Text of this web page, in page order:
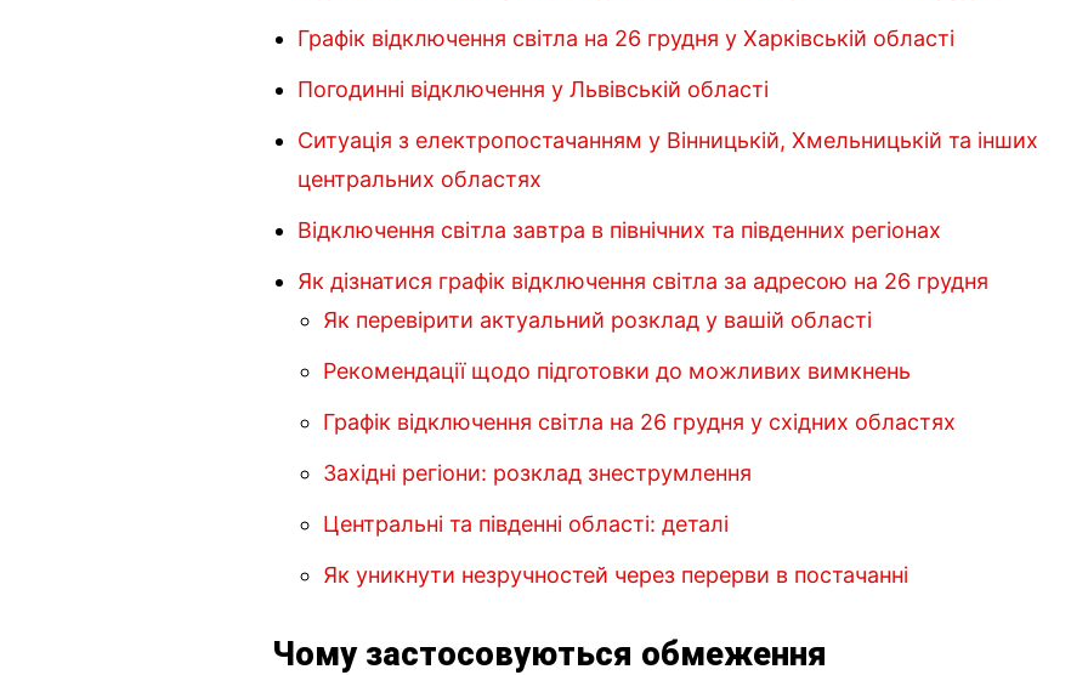
Графік відключення світла на 26 грудня у Харківській області
Погодинні відключення у Львівській області
Ситуація з електропостачанням у Вінницькій, Хмельницькій та інших
центральних областях
Відключення світла завтра в північних та південних регіонах
Як дізнатися графік відключення світла за адресою на 26 грудня
Як перевірити актуальний розклад у вашій області
Рекомендації щодо підготовки до можливих вимкнень
Графік відключення світла на 26 грудня у східних областях
Західні регіони: розклад знеструмлення
Центральні та південні області: деталі
Як уникнути незручностей через перерви в постачанні
Чому застосовуються обмеження